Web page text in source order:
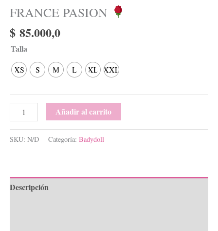
FRANCE PASION
$ 85.000,0
Talla
XS S M L XL XXL
Añadir al carrito
SKU: N/D Categoría: Badydoll
Descripción